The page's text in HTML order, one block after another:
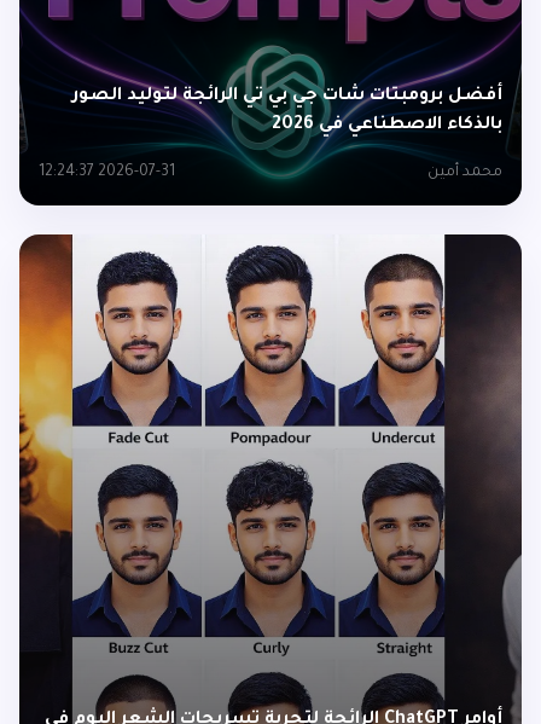
أفضل برومبتات شات جي بي تي الرائجة لتوليد الصور
بالذكاء الاصطناعي في 2026
محمد أمين 2026-07-31 12:24:37